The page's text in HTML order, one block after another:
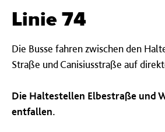
Linie 74
Die Busse fahren zwischen den
Straße und Canisiusstraße auf
Die Haltestellen Elbestraße und
entfallen.